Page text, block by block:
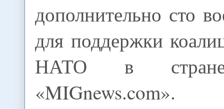
дополнительно сто
для поддержки
НАТО в
«MIGnews.com».